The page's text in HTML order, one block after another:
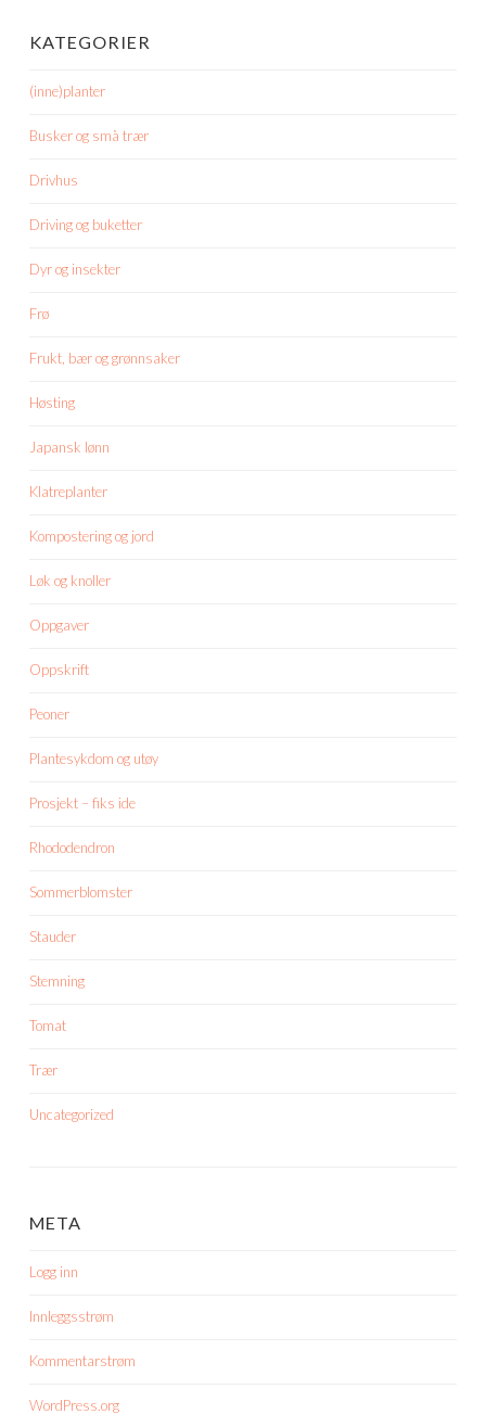
KATEGORIER
(inne)planter
Busker og små trær
Drivhus
Driving og buketter
Dyr og insekter
Frø
Frukt, bær og grønnsaker
Høsting
Japansk lønn
Klatreplanter
Kompostering og jord
Løk og knoller
Oppgaver
Oppskrift
Peoner
Plantesykdom og utøy
Prosjekt – fiks ide
Rhododendron
Sommerblomster
Stauder
Stemning
Tomat
Trær
Uncategorized
META
Logg inn
Innleggsstrøm
Kommentarstrøm
WordPress.org